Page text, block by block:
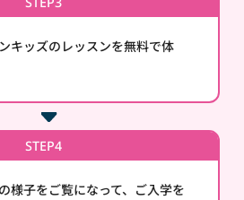
キッズのレッスンを無料で体
STEP4
様子をご覧になって、ご入学を